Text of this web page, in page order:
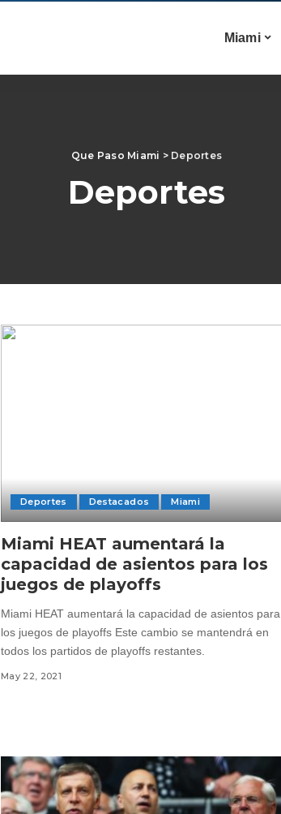
Miami
Que Paso Miami > Deportes
Deportes
Deportes Destacados Miami
Miami HEAT aumentará la
capacidad de asientos para los
juegos de playoffs
Miami HEAT aumentará la capacidad de asientos para
los juegos de playoffs Este cambio se mantendrá en
todos los partidos de playoffs restantes.
May 22, 2021